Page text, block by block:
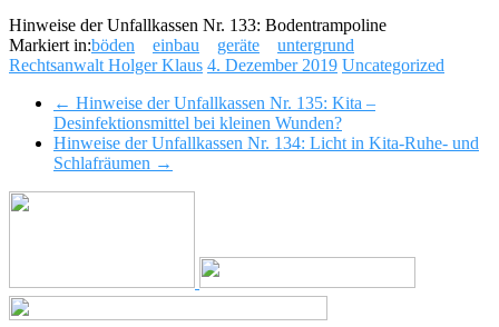
Hinweise der Unfallkassen Nr. 133: Bodentrampoline
Markiert in:böden einbau geräte
untergrund
Rechtsanwalt Holger Klaus 4. Dezember 2019 Uncategorized
← Hinweise der Unfallkassen Nr. 135: Kita –
Desinfektionsmittel bei kleinen Wunden?
Hinweise der Unfallkassen Nr. 134: Licht in Kita-Ruhe- und
Schlafräumen →